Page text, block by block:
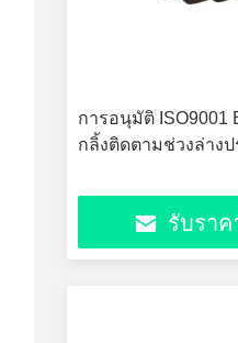
การอนุมัติ ISO9001
กลิ้งติดตามช่วงล่าง
รับรา